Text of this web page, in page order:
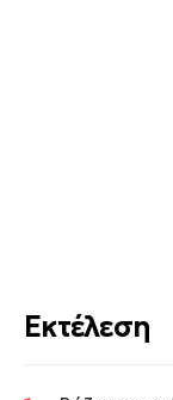
Εκτέλεση